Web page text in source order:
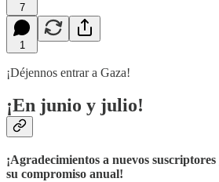
7
1
¡Déjennos entrar a Gaza!
¡En junio y julio!
¡Agradecimientos a nuevos
su compromiso anual!